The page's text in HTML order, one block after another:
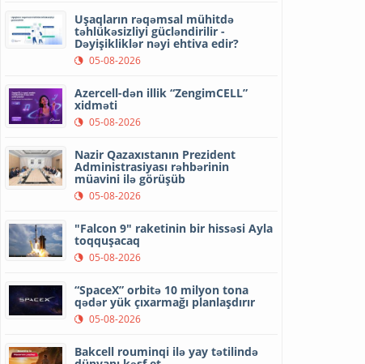
Uşaqların rəqəmsal mühitdə
təhlükəsizliyi gücləndirilir -
Dəyişikliklər nəyi ehtiva edir?
05-08-2026
Azercell-dən illik “ZengimCELL”
xidməti
05-08-2026
Nazir Qazaxıstanın Prezident
Administrasiyası rəhbərinin
müavini ilə görüşüb
05-08-2026
"Falcon 9" raketinin bir hissəsi Ayla
toqquşacaq
05-08-2026
“SpaceX” orbitə 10 milyon tona
qədər yük çıxarmağı planlaşdırır
05-08-2026
Bakcell rouminqi ilə yay tətilində